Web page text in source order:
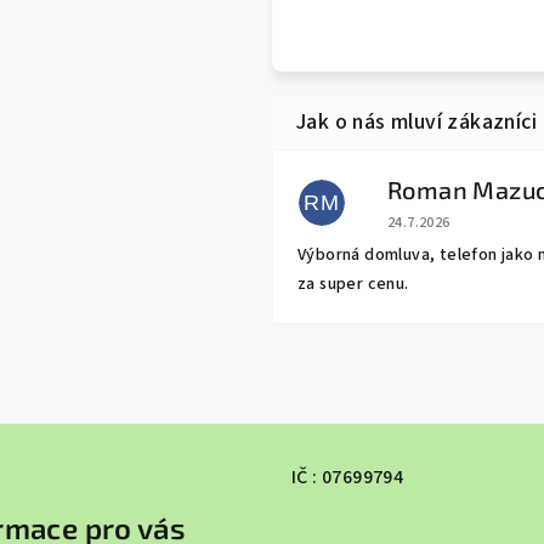
RM Roman
Hodnocení
24.7.2026
Výborná domluva, telefon jako
za super cenu.
pro vás
IČ : 07699794